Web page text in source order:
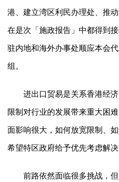
港、建立湾区利民办理处、推
在是次「施政报告」中都得到
驻内地和海外办事处顺应本会
组。
进出口贸易是关系香港经
限制对行业的发展带来重大困
面影响很大，如何放宽限制、
希望特区政府给予优先考虑解决
前路依然面临很多挑战，